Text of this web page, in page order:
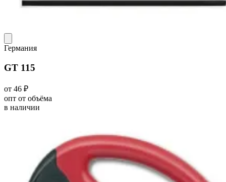
Германия
GT 115
от 46 ₽
опт от объёма
в наличии